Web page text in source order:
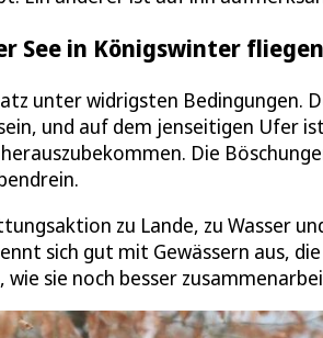
See in Königswinter fliegen
unter widrigsten Bedingungen.
und auf dem jenseitigen Ufer
Die
zu Lande, zu Wasser
sich gut mit Gewässern aus,
wie sie noch besser